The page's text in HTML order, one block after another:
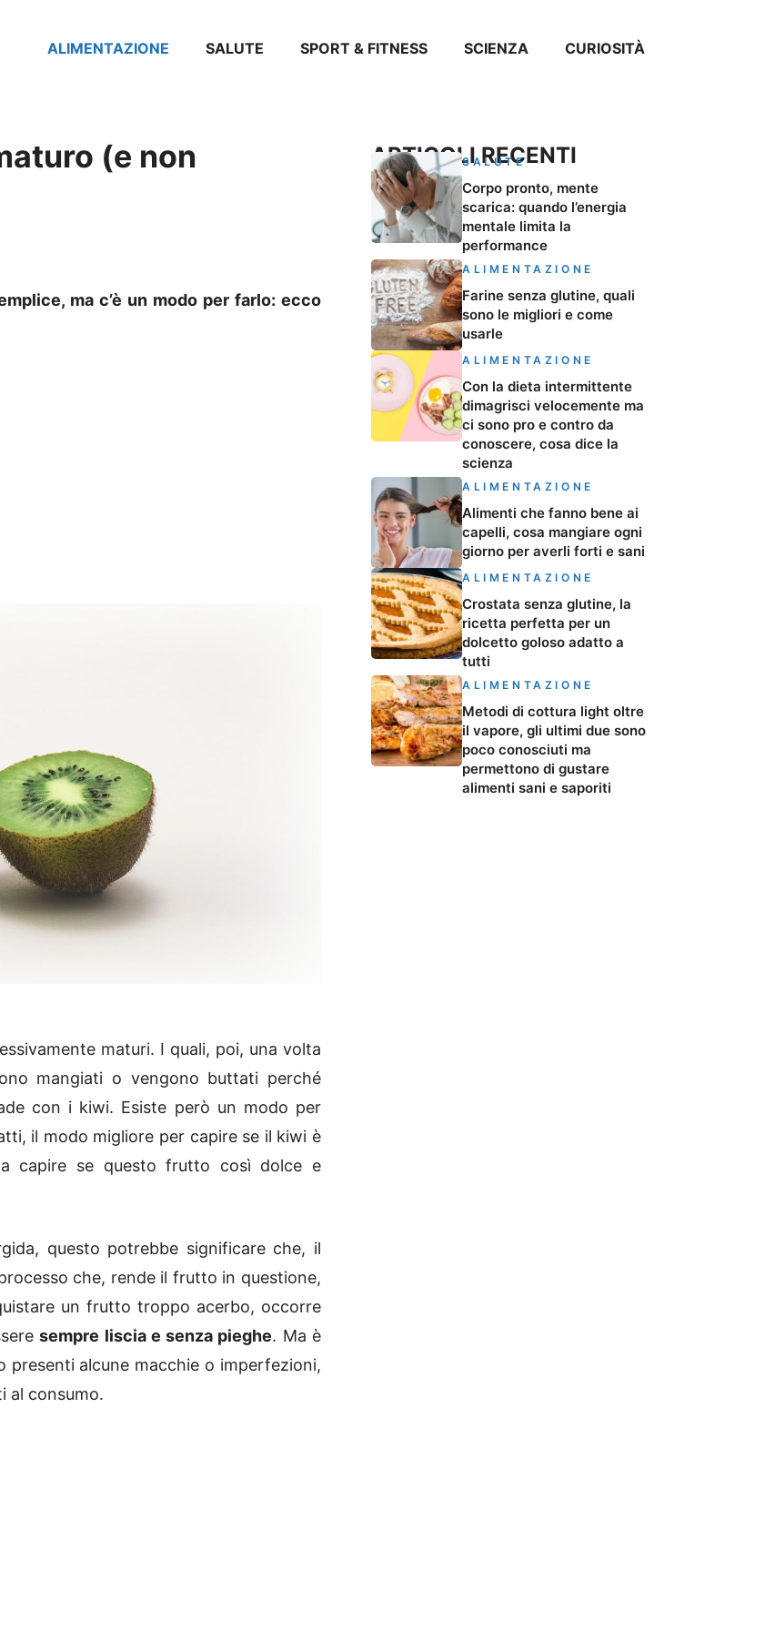
ALIMENTAZIONE SALUTE SPORT & FITNESS SCIENZA CURIOSITÀ
(e non
ma c’è un modo per farlo: ecco
maturi. I quali, poi, una volta
mangiati o vengono buttati perché
con i kiwi. Esiste però un modo per
il modo migliore per capire se il kiwi è
capire se questo frutto così dolce e
questo potrebbe significare che, il
che, rende il frutto in questione,
un frutto troppo acerbo, occorre
sempre liscia e senza pieghe. Ma è
alcune macchie o imperfezioni,
al consumo.
ARTICOLI RECENTI
SALUTE
Corpo pronto, mente
scarica: quando l’energia
mentale limita la
performance
ALIMENTAZIONE
Farine senza glutine, quali
sono le migliori e come
usarle
ALIMENTAZIONE
Con la dieta intermittente
dimagrisci velocemente ma
ci sono pro e contro da
conoscere, cosa dice la
scienza
ALIMENTAZIONE
Alimenti che fanno bene ai
capelli, cosa mangiare ogni
giorno per averli forti e sani
ALIMENTAZIONE
Crostata senza glutine, la
ricetta perfetta per un
dolcetto goloso adatto a
tutti
ALIMENTAZIONE
Metodi di cottura light oltre
il vapore, gli ultimi due sono
poco conosciuti ma
permettono di gustare
alimenti sani e saporiti